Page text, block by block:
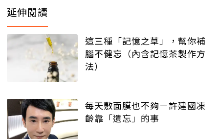
延伸閱讀
這三種「記憶之草」，幫你補
腦不健忘（內含記憶茶製作方
法）
每天敷面膜也不夠－許建國凍
齡靠「遺忘」的事